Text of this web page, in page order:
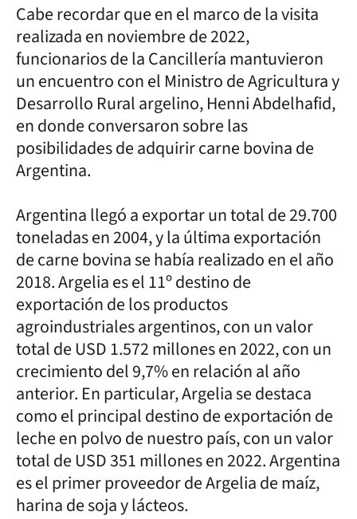
Cabe recordar que en el marco de la visita
realizada en noviembre de 2022,
funcionarios de la Cancillería mantuvieron
un encuentro con el Ministro de Agricultura y
Desarrollo Rural argelino, Henni Abdelhafid,
en donde conversaron sobre las
posibilidades de adquirir carne bovina de
Argentina.
Argentina llegó a exportar un total de 29.700
toneladas en 2004, y la última exportación
de carne bovina se había realizado en el año
2018. Argelia es el 11º destino de
exportación de los productos
agroindustriales argentinos, con un valor
total de USD 1.572 millones en 2022, con un
crecimiento del 9,7% en relación al año
anterior. En particular, Argelia se destaca
como el principal destino de exportación de
leche en polvo de nuestro país, con un valor
total de USD 351 millones en 2022. Argentina
es el primer proveedor de Argelia de maíz,
harina de soja y lácteos.